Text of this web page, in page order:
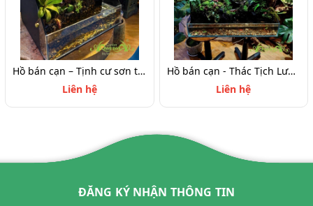
Hồ bán cạn – Tịnh cư sơn thôn | Tiểu cảnh thiên nhiên thu nhỏ mang nét an yên
Liên hệ
Hồ bán cạn - Thác Tịch Lưu Vân – thác nước rêu phong mây phủ độc bản
Liên hệ
ĐĂNG KÝ NHẬN THÔNG TIN